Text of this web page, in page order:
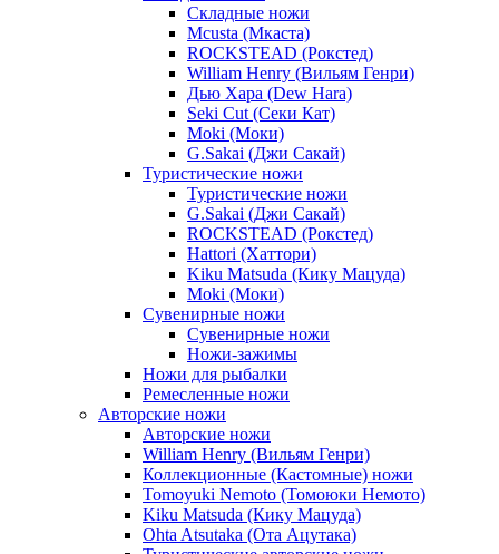
Складные ножи
Mcusta (Мкаста)
ROCKSTEAD (Рокстед)
William Henry (Вильям Генри)
Дью Хара (Dew Hara)
Seki Cut (Секи Кат)
Moki (Моки)
G.Sakai (Джи Сакай)
Туристические ножи
Туристические ножи
G.Sakai (Джи Сакай)
ROCKSTEAD (Рокстед)
Hattori (Хаттори)
Kiku Matsuda (Кику Мацуда)
Moki (Моки)
Сувенирные ножи
Сувенирные ножи
Ножи-зажимы
Ножи для рыбалки
Ремесленные ножи
Авторские ножи
Авторские ножи
William Henry (Вильям Генри)
Коллекционные (Кастомные) ножи
Tomoyuki Nemoto (Томоюки Немото)
Kiku Matsuda (Кику Мацуда)
Ohta Atsutaka (Ота Ацутака)